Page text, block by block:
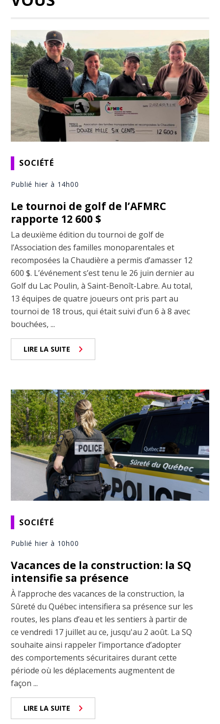
SOCIÉTÉ
Publié hier à 14h00
Le tournoi de golf de l’AFMRC
rapporte 12 600 $
La deuxième édition du tournoi de golf de
l’Association des familles monoparentales et
recomposées la Chaudière a permis d’amasser 12
600 $. L’événement s’est tenu le 26 juin dernier au
Golf du Lac Poulin, à Saint-Benoît-Labre. Au total,
13 équipes de quatre joueurs ont pris part au
tournoi de 18 trous, qui était suivi d’un 6 à 8 avec
bouchées, ...
LIRE LA SUITE
SOCIÉTÉ
Publié hier à 10h00
Vacances de la construction: la SQ
intensifie sa présence
À l’approche des vacances de la construction, la
Sûreté du Québec intensifiera sa présence sur les
routes, les plans d’eau et les sentiers à partir de
ce vendredi 17 juillet au ce, jusqu'au 2 août. La SQ
souhaite ainsi rappeler l’importance d’adopter
des comportements sécuritaires durant cette
période où les déplacements augmentent de
façon ...
LIRE LA SUITE